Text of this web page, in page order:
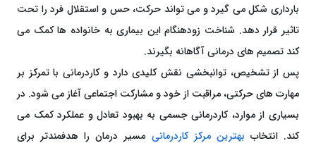
بارداری شکل می ‌گیرد و می ‌تواند حرکت، حس و استقلال فرد را تحت
‌تاثیر قرار دهد. شناخت زودهنگام این بیماری به خانواده ‌ها کمک می
‌کند تصمیم‌ های درمانی آگاهانه بگیرند.
پس از تشخیص، توانبخشی نقش کلیدی دارد و کاردرمانی با تمرکز بر
مهارت‌ های حرکتی، مراقبت از خود و مشارکت اجتماعی آغاز می‌ شود. در
بسیاری از موارد، کاردرمانی جسمی به بهبود تعادل و عملکرد کمک می‌
کند. انتخاب بهترین مرکز کاردرمانی مسیر درمان را هدفمندتر برای